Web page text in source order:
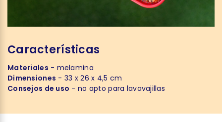
Características
Materiales - melamina
Dimensiones - 33 x 26 x 4,5 cm
Consejos de uso - no apto para lavavajillas